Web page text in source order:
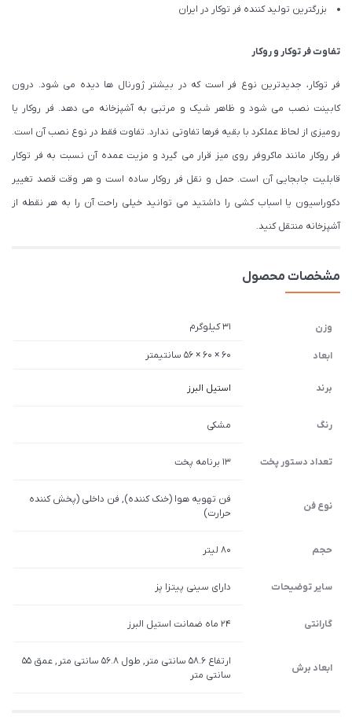
بزرگترین تولید کننده فر توکار در ایران
تفاوت فر توکار و روکار
فر توکار، جدیدترین نوع فر است که در بیشتر ژورنال ها دیده می شود. درون
کابینت نصب می شود و ظاهر شیک و مرتبی به آشپزخانه می دهد. فر روکار یا
رومیزی از لحاظ عملکرد با بقیه فرها تفاوتی ندارد. تفاوت فقط در نوع نصب آن است.
فر روکار مانند ماکروفر روی میز قرار می گیرد و مزیت عمده آن نسبت به فر توکار
قابلیت جابجایی آن است. حمل و نقل فر روکار ساده است و هر وقت قصد تغییر
دکوراسیون یا اسباب کشی را داشتید می توانید خیلی راحت آن را به هر نقطه از
آشپزخانه منتقل کنید.
مشخصات محصول
وزن 31 کیلوگرم
ابعاد 60 × 60 × 56 سانتیمتر
برند استیل البرز
رنگ مشکی
تعداد دستور پخت 13 برنامه پخت
نوع فن
فن تهویه هوا (خنک کننده), فن داخلی (پخش کننده
حرارت)
حجم 80 لیتر
سایر توضیحات دارای سینی پیتزا پز
گارانتی 24 ماه ضمانت استیل البرز
ابعاد برش
ارتفاع 58.6 سانتی متر, طول 56.8 سانتی متر , عمق 55
سانتی متر